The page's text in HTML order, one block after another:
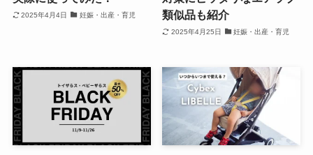
2025年4月4日 妊娠・出産・育児
類似品も紹介
2025年4月25日 妊娠・出産・育児